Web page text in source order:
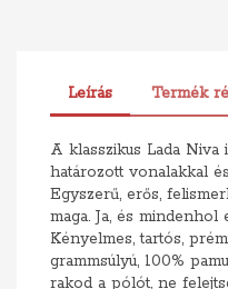
Leírás Termék
A klasszikus Lada Niva
határozott vonalakkal
Egyszerű, erős,
maga. Ja, és mindenhol
Kényelmes, tartós,
grammsúlyú, 100%
rakod a pólót, ne